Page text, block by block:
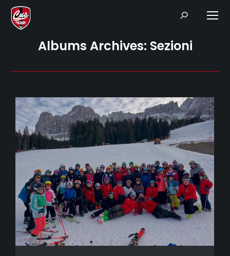
Search:
Albums Archives: Sezioni